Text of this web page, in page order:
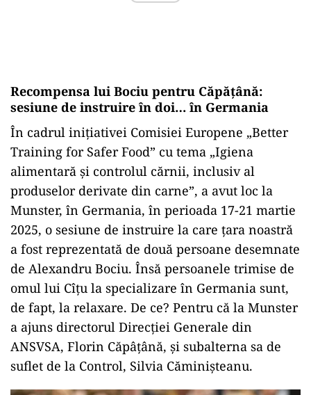
Recompensa lui Bociu pentru Căpățână:
sesiune de instruire în doi… în Germania
În cadrul inițiativei Comisiei Europene „Better
Training for Safer Food” cu tema „Igiena
alimentară și controlul cărnii, inclusiv al
produselor derivate din carne”, a avut loc la
Munster, în Germania, în perioada 17-21 martie
2025, o sesiune de instruire la care țara noastră
a fost reprezentată de două persoane desemnate
de Alexandru Bociu. Însă persoanele trimise de
omul lui Cîțu la specializare în Germania sunt,
de fapt, la relaxare. De ce? Pentru că la Munster
a ajuns directorul Direcției Generale din
ANSVSA, Florin Căpâțână, și subalterna sa de
suflet de la Control, Silvia Căminișteanu.